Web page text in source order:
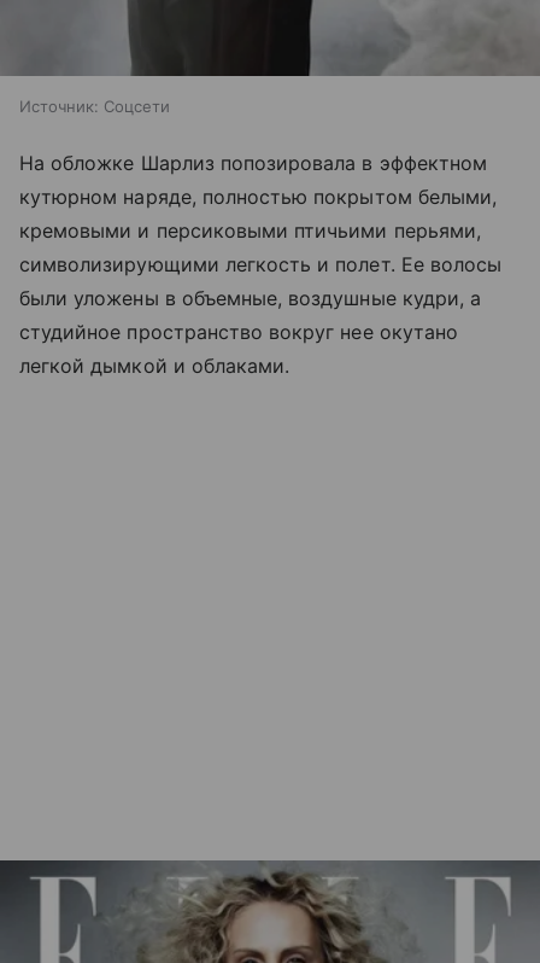
Источник: Соцсети
На обложке Шарлиз попозировала в эффектном
кутюрном наряде, полностью покрытом белыми,
кремовыми и персиковыми птичьими перьями,
символизирующими легкость и полет. Ее волосы
были уложены в объемные, воздушные кудри, а
студийное пространство вокруг нее окутано
легкой дымкой и облаками.